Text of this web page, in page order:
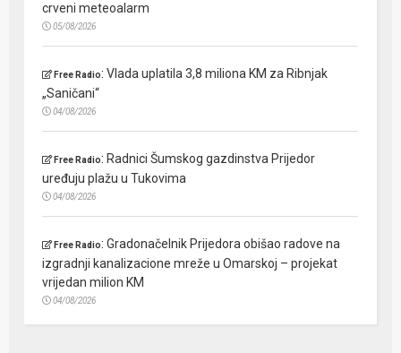
crveni meteoalarm
05/08/2026
Free Radio:Vlada uplatila 3,8 miliona KM za Ribnjak
„Saničani“
04/08/2026
Free Radio: Radnici Šumskog gazdinstva Prijedor
uređuju plažu u Tukovima
04/08/2026
Free Radio:Gradonačelnik Prijedora obišao radove na
izgradnji kanalizacione mreže u Omarskoj – projekat
vrijedan milion KM
04/08/2026